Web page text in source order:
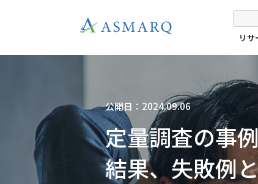
リサ
公開日：2024.09.06
定量調査の事
結果、失敗例